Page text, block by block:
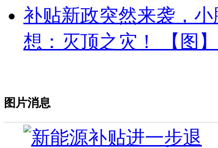
补贴新政突然来袭，
想：灭顶之灾！ 【图】
图片消息